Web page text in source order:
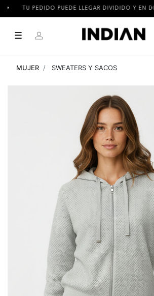
TU PEDIDO PUEDE LLEGAR DIVIDIDO Y EN
☰
MUJER SWEATERS Y SACOS